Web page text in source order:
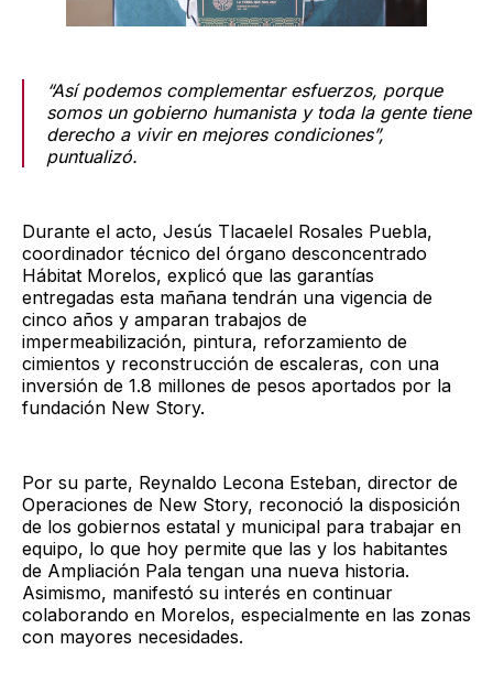
“Así podemos complementar esfuerzos, porque
somos un gobierno humanista y toda la gente tiene
derecho a vivir en mejores condiciones”,
puntualizó.
Durante el acto, Jesús Tlacaelel Rosales Puebla,
coordinador técnico del órgano desconcentrado
Hábitat Morelos, explicó que las garantías
entregadas esta mañana tendrán una vigencia de
cinco años y amparan trabajos de
impermeabilización, pintura, reforzamiento de
cimientos y reconstrucción de escaleras, con una
inversión de 1.8 millones de pesos aportados por la
fundación New Story.
Por su parte, Reynaldo Lecona Esteban, director de
Operaciones de New Story, reconoció la disposición
de los gobiernos estatal y municipal para trabajar en
equipo, lo que hoy permite que las y los habitantes
de Ampliación Pala tengan una nueva historia.
Asimismo, manifestó su interés en continuar
colaborando en Morelos, especialmente en las zonas
con mayores necesidades.